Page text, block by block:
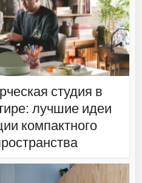
студия в
лучшие идеи
компактного